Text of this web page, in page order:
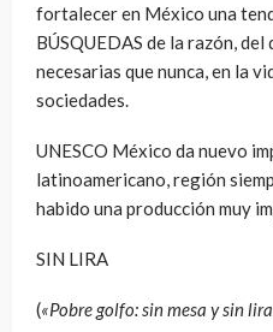
fortalecer en México una
BÚSQUEDAS de la razón,
necesarias que nunca, en la
sociedades.
UNESCO México da nuevo
latinoamericano, región
habido una producción muy
SIN LIRA
(«Pobre golfo: sin mesa y sin